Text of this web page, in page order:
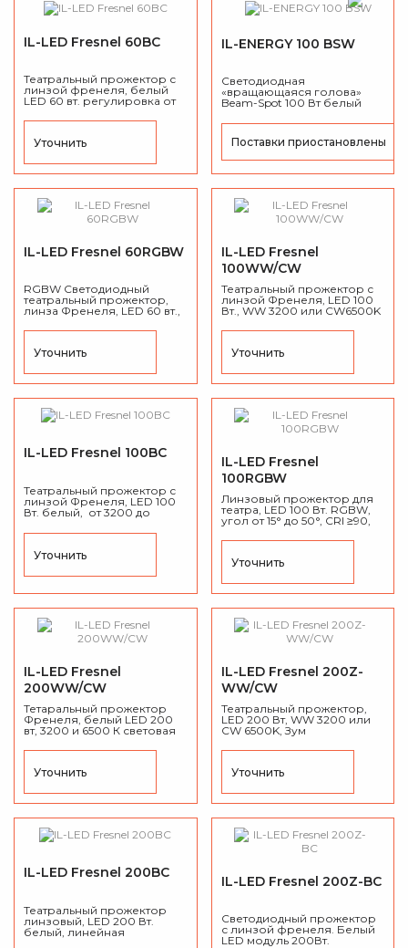
IL-LED Fresnel 60BC
Театральный прожектор с
линзой френеля, белый
LED 60 вт. регулировка от
до 50°, CRI ≥95., DMX 512.
Уточнить
IL-ENERGY 100 BSW
Светодиодная
«вращающаяся голова»
Beam-Spot 100 Вт белый
моторизированный
линейный зум от 2° до 20°.
Поставки приостановлены
IL-LED Fresnel 60RGBW
RGBW Светодиодный
театральный прожектор,
линза Френеля, LED 60 вт.,
каналов., CRI ≥95.
Уточнить
IL-LED Fresnel
100WW/CW
Театральный прожектор с
линзой Френеля, LED 100
Вт., WW 3200 или CW6500K
50°, CRI ≥90, DMX 512.
Уточнить
IL-LED Fresnel 100BC
Театральный прожектор с
линзой Френеля, LED 100
Вт. белый, от 3200 до
6500K, угол 15° до 50°
ручной, CRI ≥90, DMX 512.
Уточнить
IL-LED Fresnel
100RGBW
Линзовый прожектор для
театра, LED 100 Вт. RGBW,
угол от 15° до 50°, CRI ≥90,
Уточнить
IL-LED Fresnel
200WW/CW
Тетаральный прожектор
Френеля, белый LED 200
вт, 3200 и 6500 К световая
15° до 50°, CRI ≥90, DMX 512,
Уточнить
IL-LED Fresnel 200Z-
WW/CW
Театральный прожектор,
LED 200 Вт, WW 3200 или
CW 6500K, Зум
50°, CRI ≥90, DMX 512, Вес:
Уточнить
IL-LED Fresnel 200BC
Театральный прожектор
линзовый, LED 200 Вт.
белый, линейная
регулировка 3200 до 6500
IL-LED Fresnel 200Z-BC
Светодиодный прожектор
с линзой френеля. Белый
LED модуль 200Вт.